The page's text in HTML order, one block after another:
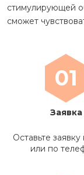
стимулирующей
сможет
01
Заявка
Оставьте заявку
или по